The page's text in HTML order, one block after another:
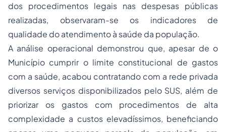
dos procedimentos legais nas despesas públicas
realizadas, observaram-se os indicadores de
qualidade do atendimento à saúde da população.
A análise operacional demonstrou que, apesar de o
Município cumprir o limite constitucional de gastos
com a saúde, acabou contratando com a rede privada
diversos serviços disponibilizados pelo SUS, além de
priorizar os gastos com procedimentos de alta
complexidade a custos elevadíssimos, beneficiando